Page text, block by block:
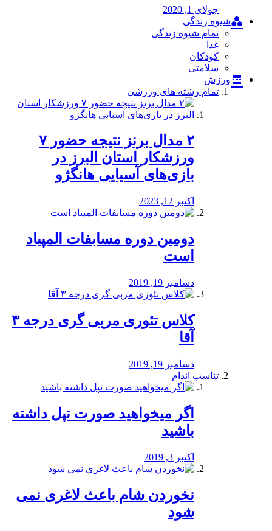
جولای 1, 2020
شیوه زندگی
تمام شیوه زندگی
غذا
کودکان
سلامتی
ورزش
تمام رشته های ورزشی
۲ مدال برنز نتیجه حضور ۷
ورزشکار استان البرز در
بازی‌های آسیایی هانگژو
اکتبر 12, 2023
دومین دوره مسابفات المپیاد
است
دسامبر 19, 2019
کلاس تئوری مربی گری درجه ۳
آقا
دسامبر 19, 2019
تناسب اندام
اگر میخواهید صورت تپل داشته
باشید
اکتبر 3, 2019
نخوردن شام باعث لاغری نمی
‌شود